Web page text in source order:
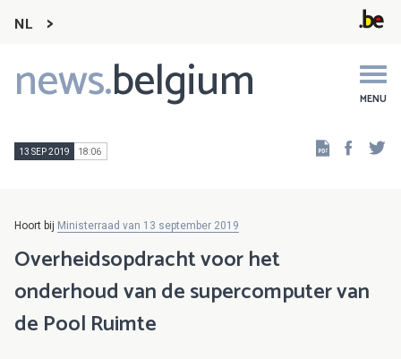
NL
news.belgium MENU
Main
navigation
13 SEP 2019 18:06
Hoort bij Ministerraad van 13 september 2019
Overheidsopdracht voor het
onderhoud van de supercomputer van
de Pool Ruimte